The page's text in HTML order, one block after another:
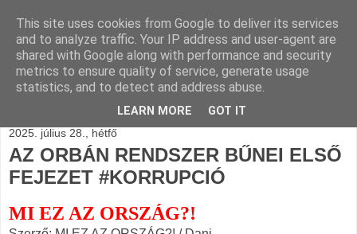
BLOGÁSZAT, napi
blogjava
2025. július 28., hétfő
AZ ORBÁN RENDSZER BŰNEI ELSŐ
FEJEZET #KORRUPCIÓ
MI EZ AZ ORSZÁG?!
This site uses cookies from Google to deliver its services
and to analyze traffic. Your IP address and user-agent are
shared with Google along with performance and security
metrics to ensure quality of service, generate usage
statistics, and to detect and address abuse.
LEARN MORE GOT IT